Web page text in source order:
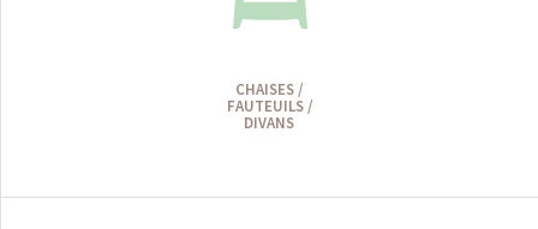
CHAISES /
FAUTEUILS /
DIVANS